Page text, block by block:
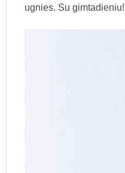
ugnies. Su gimtadieniu!